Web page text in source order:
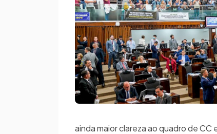
ainda maior clareza ao quadro de